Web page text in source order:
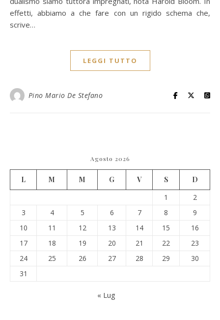
effetti, abbiamo a che fare con un rigido schema che,
scrive…
LEGGI TUTTO
Pino Mario De Stefano
Agosto 2026
L M M G V S
D
1
2
3
4 5 6 7 8
9
10
11 12 13 14 15
16
17
18 19 20 21 22
23
24
25 26 27 28 29
30
31
« Lug